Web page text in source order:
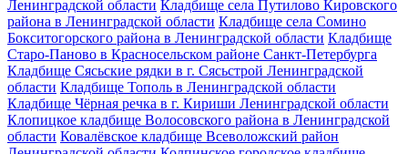
Ленинградской области Кладбище села Путилово Кировского
района в Ленинградской области Кладбище села Сомино
Бокситогорского района в Ленинградской области Кладбище
Старо-Паново в Красносельском районе Санкт-Петербурга
Кладбище Сясьские рядки в г. Сясьстрой Ленинградской
области Кладбище Тополь в Ленинградской области
Кладбище Чёрная речка в г. Кириши Ленинградской области
Клопицкое кладбище Волосовского района в Ленинградской
области Ковалёвское кладбище Всеволожский район